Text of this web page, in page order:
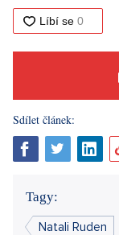
Sdílet článek:
Tagy:
Natali Ruden